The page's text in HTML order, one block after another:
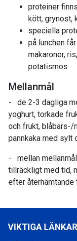
proteiner
kött, grynost,
speciella
på lunchen
makaroner,
potatismos
Mellanmål
- de 2-3 dagliga
yoghurt, torkade
och frukt, blåbärs-/
pannkaka med sylt
- mellan
tillräckligt med tid,
efter återhämtande
VIKTIGA LÄNKAR